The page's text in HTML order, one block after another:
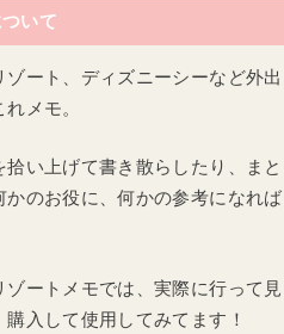
いて
ゾート、ディズニーシーなど外出
メモ。
拾い上げて書き散らしたり、まと
かのお役に、何かの参考になれば
ゾートメモでは、実際に行って見
入して使用してみてます！